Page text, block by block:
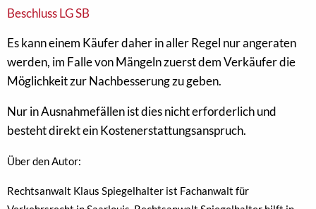
Beschluss LG SB
Es kann einem Käufer daher in aller Regel nur angeraten
werden, im Falle von Mängeln zuerst dem Verkäufer die
Möglichkeit zur Nachbesserung zu geben.
Nur in Ausnahmefällen ist dies nicht erforderlich und
besteht direkt ein Kostenerstattungsanspruch.
Über den Autor:
Rechtsanwalt Klaus Spiegelhalter ist Fachanwalt für